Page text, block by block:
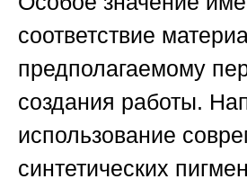
соответствие
предполагаемому
создания работы.
использование
синтетических